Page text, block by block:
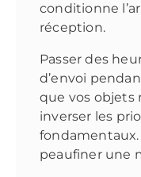
conditionne
réception.
Passer des
d’envoi
que vos objets
inverser les
peaufiner une